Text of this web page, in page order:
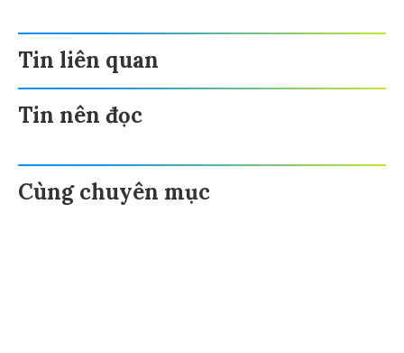
Tin liên quan
Tin nên đọc
Cùng chuyên mục